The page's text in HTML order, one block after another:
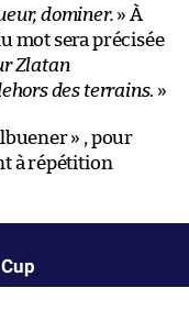
dominer. » À
mot sera précisée
Zlatan
des terrains. »
» , pour
à répétition